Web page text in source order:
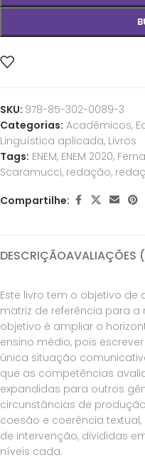
SKU: 978-85-302-0089-3
Categorias: Acadêmicos,
Linguística aplicada, Livros
Tags: ENEM, ENEM 2020,
Scaramucci, redação,
Compartilhe:
DESCRIÇÃOAVALIAÇÕES
Este livro tem o objetivo
matriz de referência para a
objetivo é ampliar o
ensino médio, pois
única situação
que as competências
expandidas para outros
circunstâncias de
coesão e coerência
de intervenção, divididas
níveis cada.